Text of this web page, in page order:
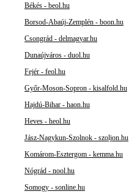
Békés - beol.hu
Borsod-Abaúj-Zemplén - boon.hu
Csongrád - delmagyar.hu
Dunaújváros - duol.hu
Fejér - feol.hu
Győr-Moson-Sopron - kisalfold.hu
Hajdú-Bihar - haon.hu
Heves - heol.hu
Jász-Nagykun-Szolnok - szoljon.hu
Komárom-Esztergom - kemma.hu
Nógrád - nool.hu
Somogy - sonline.hu